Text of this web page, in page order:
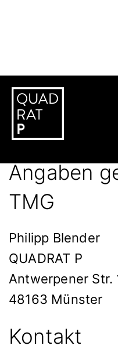
Angaben
TMG
Philipp Blender
QUADRAT P
Antwerpener Str.
48163 Münster
Kontakt